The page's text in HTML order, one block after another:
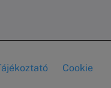
Cookie